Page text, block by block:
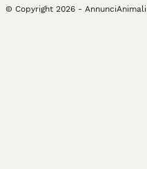
© Copyright 2026 - AnnunciAnimali